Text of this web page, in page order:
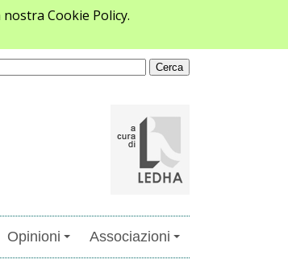
Cookie Policy.
Opinioni Associazioni